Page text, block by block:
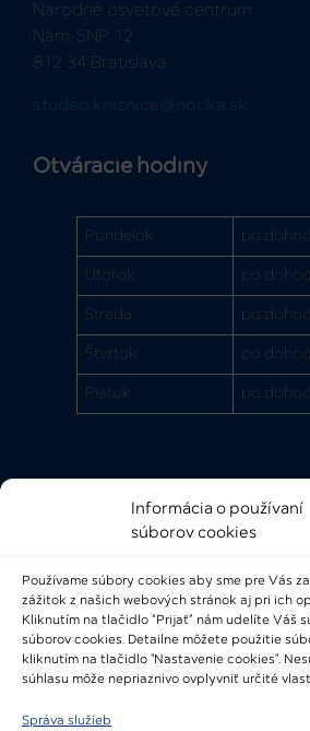
Informácia o používaní
súborov cookies
Používame súbory cookies aby sme pre Vás
zážitok z našich webových stránok aj pri ich
Kliknutím na tlačidlo “Prijať” nám udelíte Váš
súborov cookies. Detailne môžete použitie
kliknutím na tlačidlo "Nastavenie cookies".
súhlasu môže nepriaznivo ovplyvniť určité
Správa služieb
Národné osvetové centrum
Nám. SNP 12
812 34 Bratislava
studeo.kniznica@nocka.sk
Otváracie hodiny
Pondelok po
Utorok po
Streda po
Štvrtok po
Piatok po
Rýchle odkazy
Bádateľský poriadok
Knižničný a výpožičný poriadok
Všeobecné podmienky